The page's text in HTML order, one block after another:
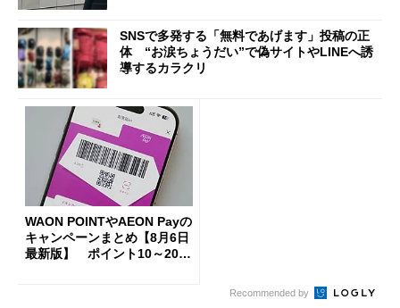
SNSで多発する「無料であげます」投稿の正
体 “お涙ちょうだい”で偽サイトやLINEへ誘
導するカラクリ
WAON POINTやAEON Payの
キャンペーンまとめ【8月6日
最新版】 ポイント10～20倍
Recommended by